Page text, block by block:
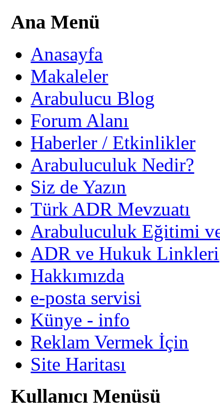
Ana Menü
Anasayfa
Makaleler
Arabulucu Blog
Forum Alanı
Haberler / Etkinlikler
Arabuluculuk Nedir?
Siz de Yazın
Türk ADR Mevzuatı
Arabuluculuk Eğitimi
ADR ve Hukuk Linkleri
Hakkımızda
e-posta servisi
Künye - info
Reklam Vermek İçin
Site Haritası
Kullanıcı Menüsü